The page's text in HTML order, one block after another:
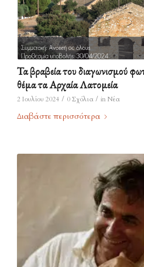
Τα βραβεία του διαγωνισμού
θέμα τα Αρχαία Λατομεία
2 Ιουλίου 2024 / 0 Σχόλια / in Νέα
Διαβάστε περισσότερα